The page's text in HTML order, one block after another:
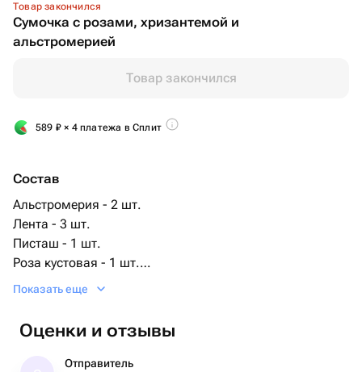
Товар закончился
Сумочка с розами, хризантемой и
альстромерией
Товар закончился
589 ₽ × 4 платежа в Сплит
Состав
Альстромерия - 2 шт.
Лента - 3 шт.
Писташ - 1 шт.
Роза кустовая - 1 шт.
Хризантема кустовая - 2 шт.
Сумочка - 1 шт.
Оазис флористический - 1 шт.
Показать еще
Оценки и отзывы
Отправитель